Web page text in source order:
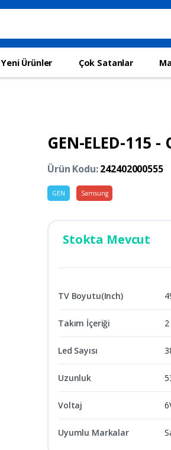
Yeni Ürünler Çok Satanlar
GEN-ELED-115 -
Ürün Kodu:242402000555
GEN Samsung
Stokta Mevcut
TV Boyutu(Inch)
Takım İçeriği 2
Led Sayısı
Uzunluk
Voltaj
Uyumlu Markalar